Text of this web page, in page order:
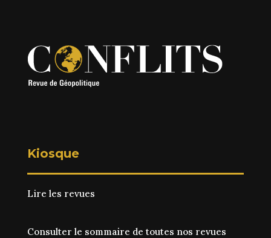
Kiosque
Lire les revues
Consulter le sommaire de toutes nos revues